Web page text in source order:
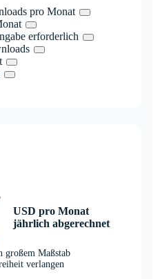
pro Monat
erforderlich
USD pro Monat
jährlich abgerechnet
großem Maßstab
verlangen